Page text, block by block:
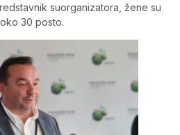
suorganizatora, žene su
30 posto.